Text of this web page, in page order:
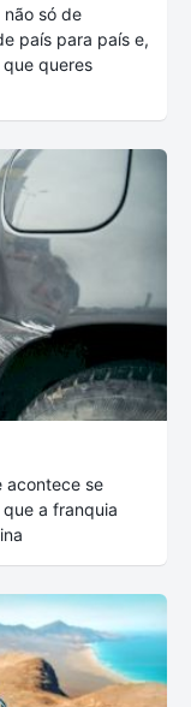
não só de
país para país e,
queres
acontece se
a franquia